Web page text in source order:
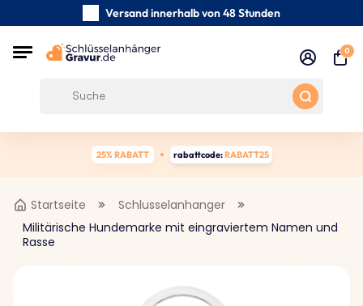
Versand innerhalb von 48 Stunden
0
25% RABATT rabattcode:RABATT25
Startseite
Schlusselanhanger
Militärische Hundemarke mit eingraviertem Namen und
Rasse